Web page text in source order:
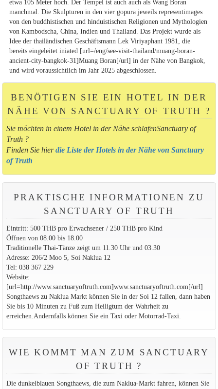
etwa 105 Meter hoch. Der Tempel ist auch auch als Wang Boran
manchmal. Die Skulpturen in den vier gopura jeweils representimages
von den buddhistischen und hinduistischen Religionen und Mythologien
von Kambodscha, China, Indien und Thailand. Das Projekt wurde als
Idee der thailändischen Geschäftsmann Lek Viriyaphant 1981, die
bereits eingeleitet iniated [url=/eng/see-visit-thailand/muang-boran-
ancient-city-bangkok-31]Muang Boran[/url] in der Nähe von Bangkok,
und wird voraussichtlich im Jahr 2025 abgeschlossen.
BENÖTIGEN SIE EIN HOTEL IN DER
NÄHE VON SANCTUARY OF TRUTH ?
Sie möchten in einem Hotel in der Nähe schlafenSanctuary of
Truth ?
Finden Sie hierdie Liste der Hotels in der Nähe von Sanctuary
of Truth
PRAKTISCHE INFORMATIONEN ZU
SANCTUARY OF TRUTH
Eintritt: 500 THB pro Erwachsener / 250 THB pro Kind
Öffnen von 08.00 bis 18.00
Traditionelle Thai-Tänze zeigt um 11.30 Uhr und 03.30
Adresse: 206/2 Moo 5, Soi Naklua 12
Tel: 038 367 229
Website:
[url=http://www.sanctuaryoftruth.com]www.sanctuaryoftruth.com[/url]
Songthaews zu Naklua Markt können Sie in der Soi 12 fallen, dann haben
Sie bis 10 Minuten zu Fuß zum Heiligtum der Wahrheit zu
erreichen.Andernfalls können Sie ein Taxi oder Motorrad-Taxi.
WIE KOMMT MAN ZUM SANCTUARY
OF TRUTH ?
Die dunkelblauen Songthaews, die zum Naklua-Markt fahren, können Sie